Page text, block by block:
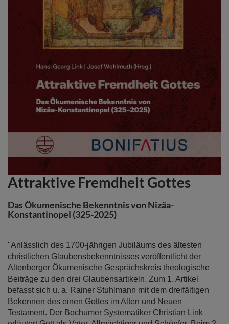
Attraktive Fremdheit Gottes
Das Ökumenische Bekenntnis von Nizäa-
Konstantinopel (325-2025)
"Anlässlich des 1700-jährigen Jubiläums des ältesten
christlichen Glaubensbekenntnisses veröffentlicht der
Altenberger Ökumenische Gesprächskreis theologische
Beiträge zu den drei Glaubensartikeln. Zum 1. Artikel
befasst sich u. a. Rainer Stuhlmann mit dem dreifältigen
Bekennen des einen Gottes im Alten und Neuen
Testament. Der Bochumer Systematiker Christian Link
Zum
Anfang
der
Bildergalerie